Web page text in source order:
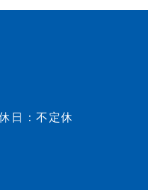
日：不定休